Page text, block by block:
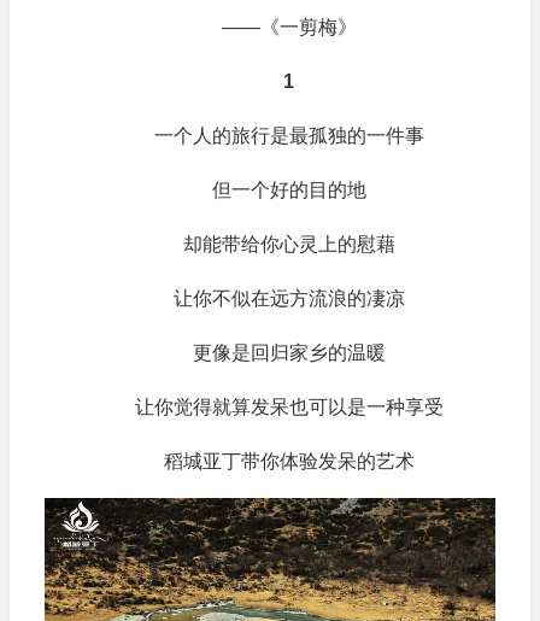
——《一剪梅》
1
一个人的旅行是最孤独的一件事
但一个好的目的地
却能带给你心灵上的慰藉
让你不似在远方流浪的凄凉
更像是回归家乡的温暖
让你觉得就算发呆也可以是一种享受
稻城亚丁带你体验发呆的艺术